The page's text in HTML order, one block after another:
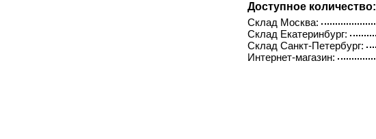
Доступное количество:
Склад Москва:
Склад Екатеринбург:
Склад Санкт-Петербург:
Интернет-магазин: